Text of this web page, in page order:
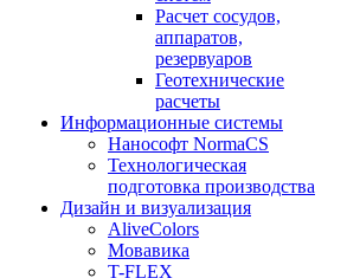
Расчет сосудов,
аппаратов,
резервуаров
Геотехнические
расчеты
Информационные системы
Нанософт NormaCS
Технологическая
подготовка производства
Дизайн и визуализация
AliveColors
Мовавика
T-FLEX